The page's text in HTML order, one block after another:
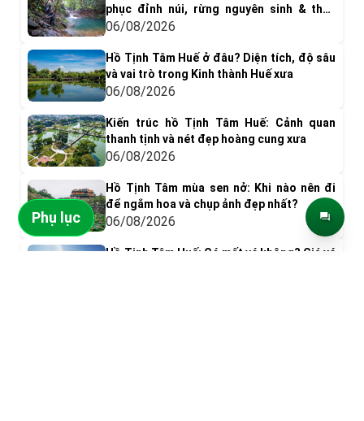
phục đỉnh núi, rừng nguyên sinh & thác
nước tuyệt đẹp
06/08/2026
Hồ Tịnh Tâm Huế ở đâu? Diện tích, độ sâu
và vai trò trong Kinh thành Huế xưa
06/08/2026
Kiến trúc hồ Tịnh Tâm Huế: Cảnh quan
thanh tịnh và nét đẹp hoàng cung xưa
06/08/2026
Hồ Tịnh Tâm mùa sen nở: Khi nào nên đi
để ngắm hoa và chụp ảnh đẹp nhất?
06/08/2026
Hồ Tịnh Tâm Huế: Có mất vé không? Giá vé
Phụ lục